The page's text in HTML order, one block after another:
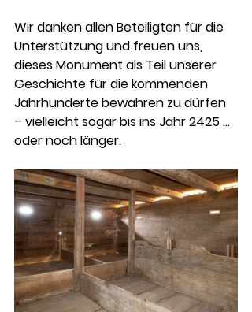
Wir danken allen Beteiligten für die
Unterstützung und freuen uns,
dieses Monument als Teil unserer
Geschichte für die kommenden
Jahrhunderte bewahren zu dürfen
– vielleicht sogar bis ins Jahr 2425 …
oder noch länger.